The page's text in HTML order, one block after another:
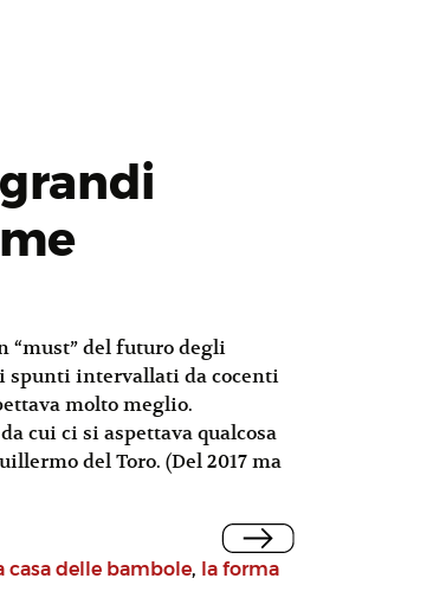
grandi
“must” del futuro degli
spunti intervallati da cocenti
molto meglio.
cui ci si aspettava qualcosa
del Toro. (Del 2017 ma
casa delle bambole, la forma